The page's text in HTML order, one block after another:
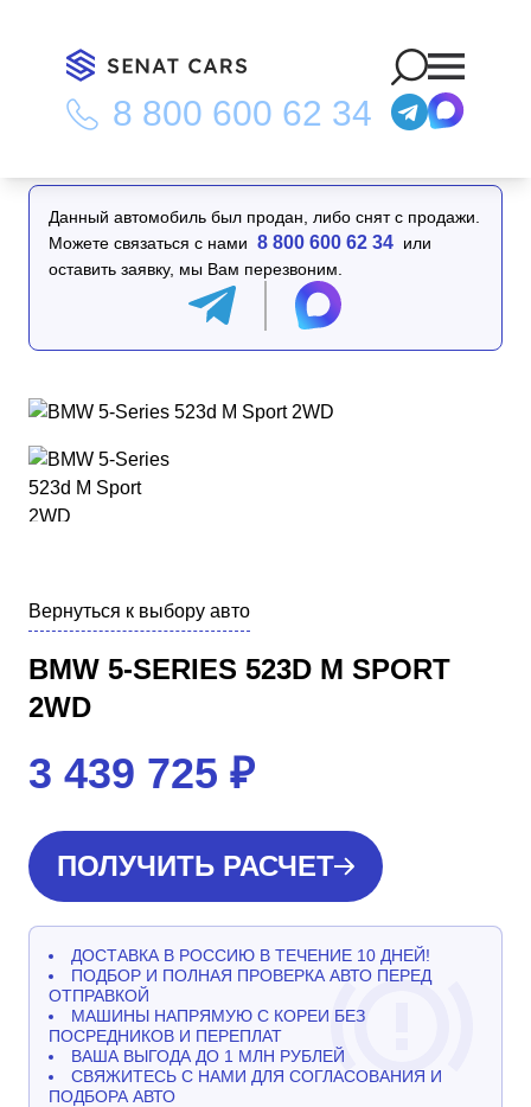
8 800 600 62 34
Главная Каталог/BMW 5-Series 523d M Sport 2WD
Данный автомобиль был продан, либо снят с продажи.
Можете связаться с нами 8 800 600 62 34 или
оставить заявку, мы Вам перезвоним.
Вернуться к выбору авто
BMW 5-SERIES 523D M SPORT
2WD
3 439 725 ₽
ПОЛУЧИТЬ РАСЧЕТ
ДОСТАВКА В РОССИЮ В ТЕЧЕНИЕ 10 ДНЕЙ!
ПОДБОР И ПОЛНАЯ ПРОВЕРКА АВТО ПЕРЕД
ОТПРАВКОЙ
МАШИНЫ НАПРЯМУЮ С КОРЕИ БЕЗ
ПОСРЕДНИКОВ И ПЕРЕПЛАТ
ВАША ВЫГОДА ДО 1 МЛН РУБЛЕЙ
СВЯЖИТЕСЬ С НАМИ ДЛЯ СОГЛАСОВАНИЯ И
ПОДБОРА АВТО